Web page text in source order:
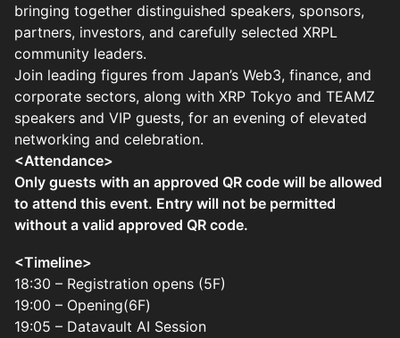
bringing together distinguished speakers, sponsors,
partners, investors, and carefully selected XRPL
community leaders.
Join leading figures from Japan’s Web3, finance, and
corporate sectors, along with XRP Tokyo and TEAMZ
speakers and VIP guests, for an evening of elevated
networking and celebration.
<Attendance>
Only guests with an approved QR code will be allowed
to attend this event. Entry will not be permitted
without a valid approved QR code.
<Timeline>
18:30 – Registration opens (5F)
19:00 – Opening(6F)
19:05 – Datavault AI Session